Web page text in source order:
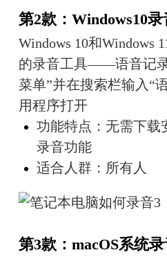
第2款：Windows10录
Windows 10和Windows
的录音工具——语音记
菜单”并在搜索栏输入“
用程序打开
功能特点：无需下载
录音功能
适合人群：所有人
第3款：macOS系统